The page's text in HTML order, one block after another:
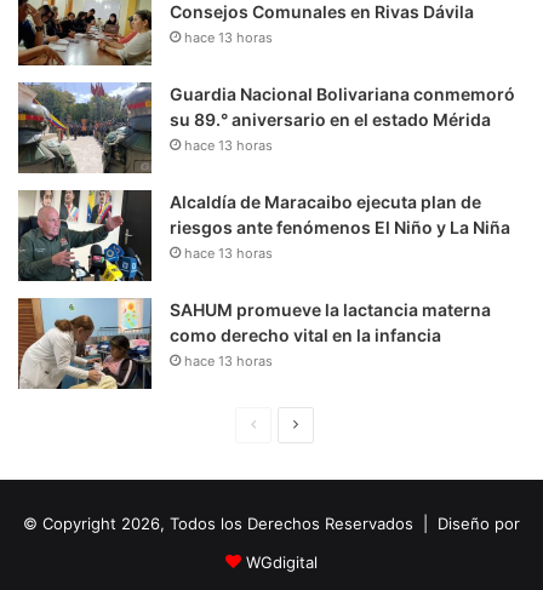
Consejos Comunales en Rivas Dávila
hace 13 horas
Guardia Nacional Bolivariana conmemoró
su 89.° aniversario en el estado Mérida
hace 13 horas
Alcaldía de Maracaibo ejecuta plan de
riesgos ante fenómenos El Niño y La Niña
hace 13 horas
SAHUM promueve la lactancia materna
como derecho vital en la infancia
hace 13 horas
i
n
u
i
© Copyright 2026, Todos los Derechos Reservados | Diseño por
WGdigital